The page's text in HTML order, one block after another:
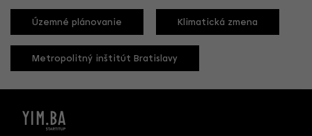
Územné plánovanie Klimatická zmena
Metropolitný inštitút Bratislavy